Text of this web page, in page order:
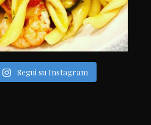
Segui su Instagram